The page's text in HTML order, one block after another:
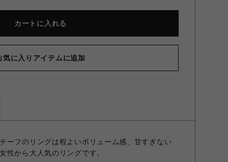
カートに入れる
気に入りアイテムに追加
ーフのリングは程よいボリューム感、甘すぎない
性から大人気のリングです。